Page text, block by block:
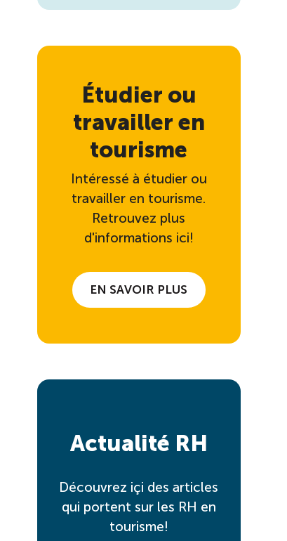
Étudier ou
travailler en
tourisme
Intéressé à étudier ou
travailler en tourisme.
Retrouvez plus
d'informations ici!
EN SAVOIR PLUS
Actualité RH
Découvrez içi des articles
qui portent sur les RH en
tourisme!